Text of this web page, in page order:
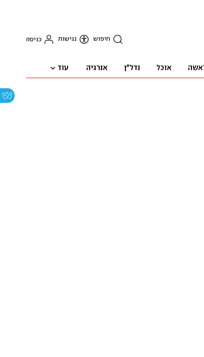
חיפוש נגישות כניסה
אוכל נדל"ן אנרגיה עוד